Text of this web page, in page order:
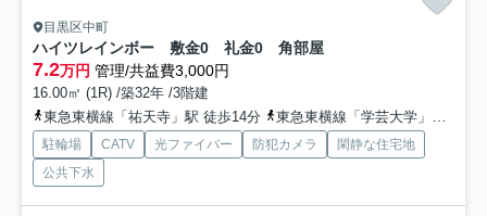
目黒区中町
ハイツレインボー 敷金0 礼金0 角部屋
7.2万円 管理/共益費3,000円
16.00㎡ (1R) /築32年 /3階建
東急東横線「祐天寺」駅 徒歩14分
東急東横線「学芸大学」駅 徒歩16分
駐輪場 CATV 光ファイバー 防犯カメラ
閑静な住宅地
公共下水